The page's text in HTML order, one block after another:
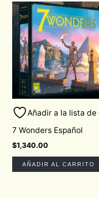
Añadir a la lista de
7 Wonders Español
$1,340.00
AÑADIR AL CARRITO